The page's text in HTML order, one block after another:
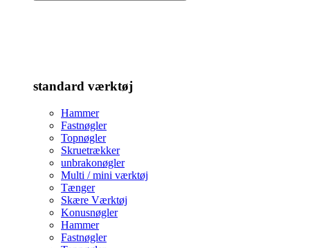
standard værktøj
Hammer
Fastnøgler
Topnøgler
Skruetrækker
unbrakonøgler
Multi / mini værktøj
Tænger
Skære Værktøj
Konusnøgler
Hammer
Fastnøgler